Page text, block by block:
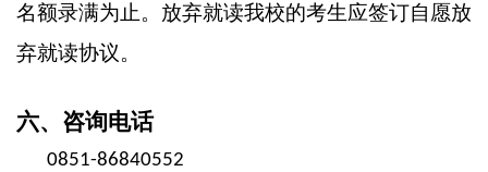
名额录满为止。放弃就读我校的考生应签订自愿放
弃就读协议。
六、咨询电话
0851-86840552